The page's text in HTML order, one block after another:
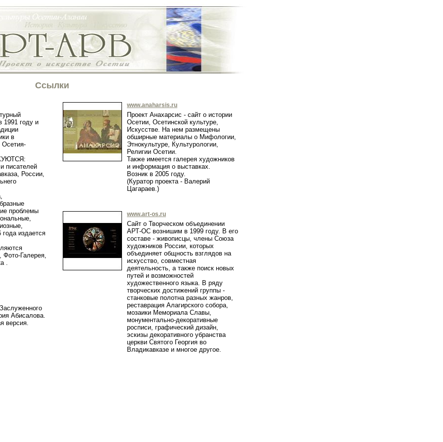
Ссылки
1991 году и
в
Осетия-
писателей
России,
проблемы
издается
Фото-Галерея,
.
Абисалова.
версия.
www.anaharsis.ru
Проект Анахарсис - сайт о истории
Осетии, Осетинской культуре,
Искусстве. На нем размещены
обширные материалы о Мифологии,
Этнокультуре, Культурологии,
Религии Осетии.
Также имеется галерея художников
и информация о выставках.
Возник в 2005 году.
(Куратор проекта - Валерий
Цагараев.)
www.art-os.ru
Сайт о Творческом объединении
АРТ-ОС вознишим в 1999 году. В его
составе - живописцы, члены Союза
художников России, которых
объединяет общность взглядов на
искусство, совместная
деятельность, а также поиск новых
путей и возможностей
художественного языка. В ряду
творческих достижений группы -
станковые полотна разных жанров,
реставрация Алагирского собора,
мозаики Мемориала Славы,
монументально-декоративные
росписи, графический дизайн,
эскизы декоративного убранства
церкви Святого Георгия во
Владикавказе и многое другое.